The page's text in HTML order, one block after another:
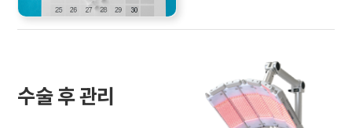
수술 후 관리